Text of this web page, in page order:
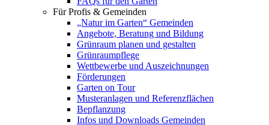
Für Profis & Gemeinden
„Natur im Garten“ Gemeinden
Angebote, Beratung und Bildung
Grünraum planen und gestalten
Grünraumpflege
Wettbewerbe und Auszeichnungen
Förderungen
Garten on Tour
Musteranlagen und Referenzflächen
Bepflanzung
Infos und Downloads Gemeinden